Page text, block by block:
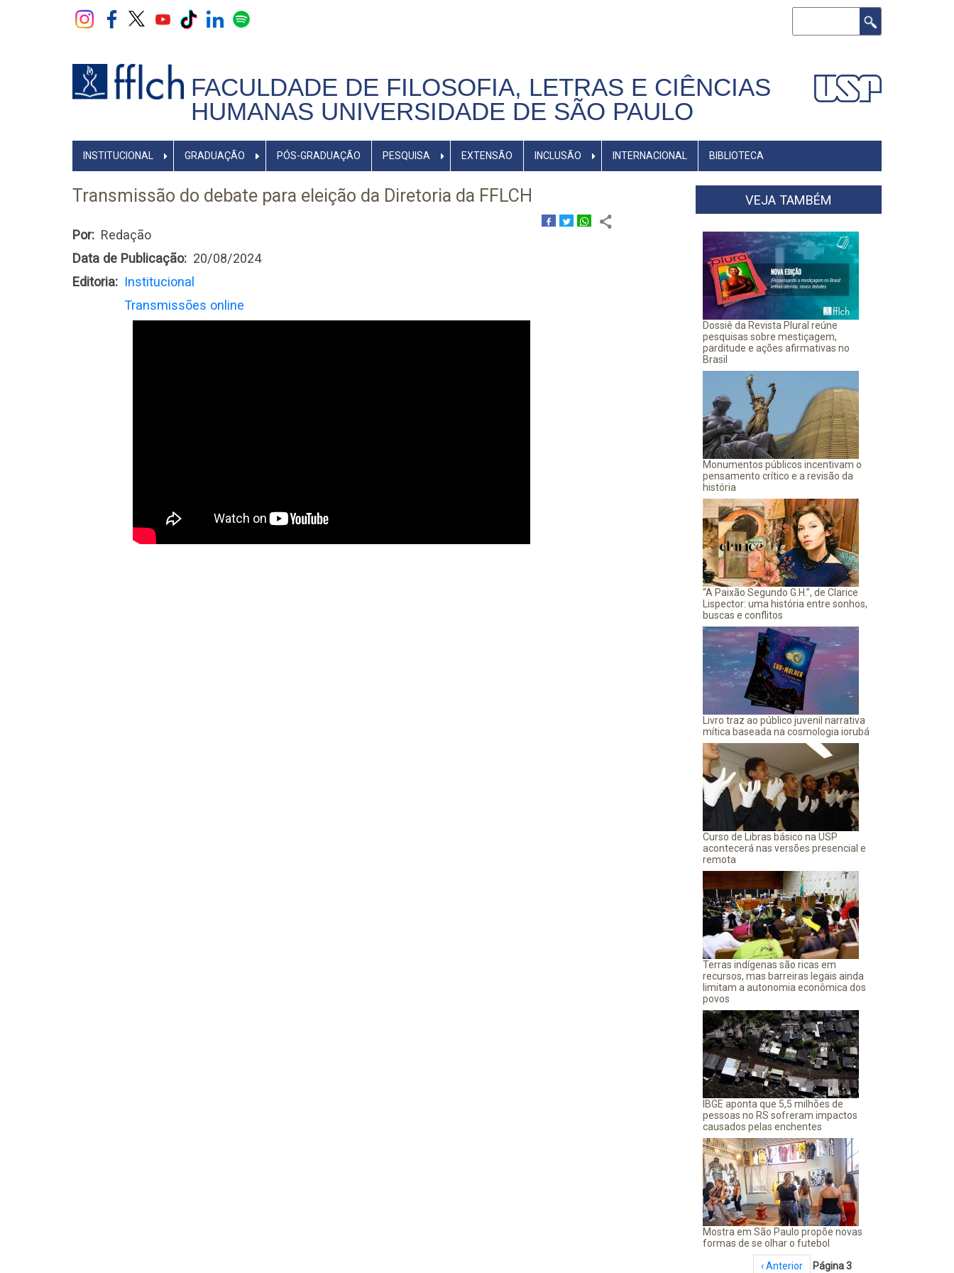
FACULDADE DE FILOSOFIA, LETRAS E CIÊNCIAS
HUMANAS UNIVERSIDADE DE SÃO PAULO
NAVEGADOR
PRINCIPAL
INSTITUCIONAL GRADUAÇÃO PÓS-GRADUAÇÃO PESQUISA EXTENSÃO INCLUSÃO INTERNACIONAL BIBLIOTECA
Transmissão do debate para eleição da Diretoria da FFLCH
Por
Redação
Data de Publicação
20/08/2024
Editoria
Institucional
Transmissões online
VEJA TAMBÉM
Dossiê da Revista Plural reúne
pesquisas sobre mestiçagem,
parditude e ações afirmativas no
Brasil
Monumentos públicos incentivam o
pensamento crítico e a revisão da
história
“A Paixão Segundo G.H.”, de Clarice
Lispector: uma história entre sonhos,
buscas e conflitos
Livro traz ao público juvenil narrativa
mítica baseada na cosmologia iorubá
Curso de Libras básico na USP
acontecerá nas versões presencial e
remota
Terras indígenas são ricas em
recursos, mas barreiras legais ainda
limitam a autonomia econômica dos
povos
IBGE aponta que 5,5 milhões de
pessoas no RS sofreram impactos
causados pelas enchentes
Mostra em São Paulo propõe novas
formas de se olhar o futebol
PaginaçãoPágina anterior
‹ Anterior Página 3